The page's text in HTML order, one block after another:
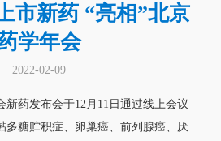
市新药 “亮相”北京
学年会
2022-02-09
新药发布会于12月11日通过线上会议
多糖贮积症、卵巢癌、前列腺癌、厌